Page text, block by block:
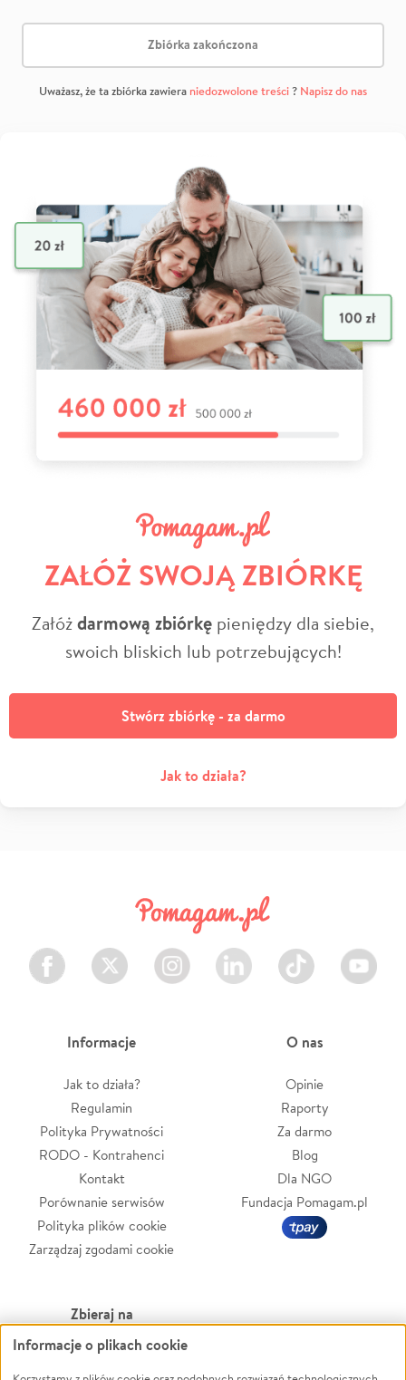
Zbiórka zakończona
Uważasz, że ta zbiórka zawiera niedozwolone treści? Napisz do nas
ZAŁÓŻ SWOJĄ ZBIÓRKĘ
Załóżdarmową zbiórkę pieniędzy dla siebie,
swoich bliskich lub potrzebujących!
Stwórz zbiórkę - za darmo
Jak to działa?
Facebook Twitter Instagram LinkedIn TikTok Youtube
Informacje
Jak to działa?
Regulamin
Polityka Prywatności
RODO - Kontrahenci
Kontakt
Porównanie serwisów
Polityka plików cookie
Zarządzaj zgodami cookie
O nas
Opinie
Raporty
Za darmo
Blog
Dla NGO
Fundacja Pomagam.pl
Zbieraj na
Leczenie
Informacje o plikach cookie